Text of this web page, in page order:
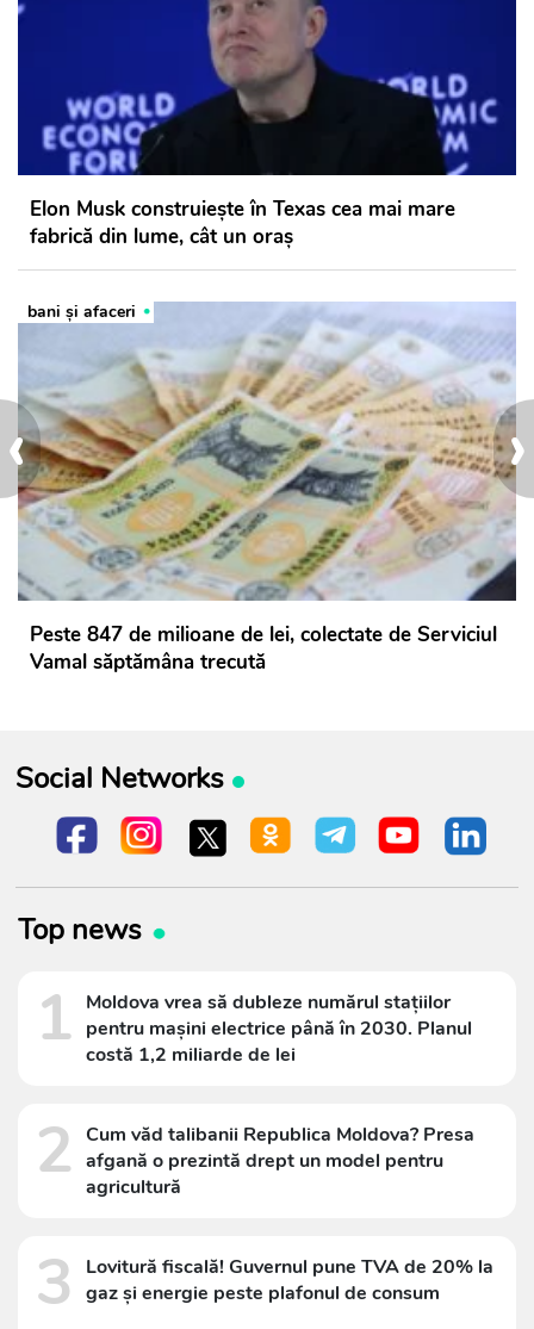
›
‹
Elon Musk construiește în Texas cea mai mare
fabrică din lume, cât un oraș
bani și afaceri
Peste 847 de milioane de lei, colectate de Serviciul
Vamal săptămâna trecută
Social Networks
Top news
1 Moldova vrea să dubleze numărul stațiilor
pentru mașini electrice până în 2030. Planul
costă 1,2 miliarde de lei
2 Cum văd talibanii Republica Moldova? Presa
afgană o prezintă drept un model pentru
agricultură
3
Lovitură fiscală! Guvernul pune TVA de 20% la
gaz și energie peste plafonul de consum